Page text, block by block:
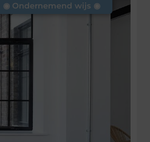
◉ Ondernemend wijs ◉